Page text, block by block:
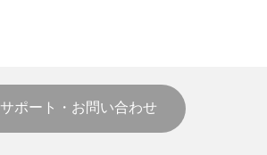
サポート・お問い合わせ